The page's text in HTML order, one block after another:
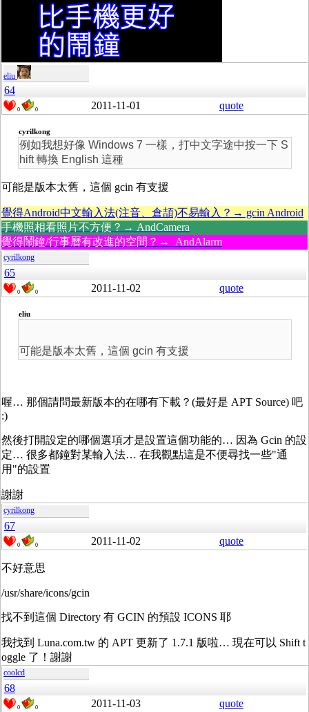
eliu
64
0 0 2011-11-01 quote
cyrilkong
例如我想好像 Windows 7 一樣，打中文字途中按一下 S
hift 轉換 English 這種
可能是版本太舊，這個 gcin 有支援
覺得Android中文輸入法(注音、倉頡)不易輸入？→ gcin Android
手機照相看照片不方便？→ AndCamera
覺得鬧鐘/行事曆有改進的空間？→ AndAlarm
cyrilkong
65
0 0 2011-11-02 quote
eliu
可能是版本太舊，這個 gcin 有支援
喔… 那個請問最新版本的在哪有下載？(最好是 APT Source) 吧
:)
然後打開設定的哪個選項才是設置這個功能的… 因為 Gcin 的設
定… 很多都鐘對某輸入法… 在我觀點這是不便尋找一些"通
用"的設置
謝謝
cyrilkong
67
0 0 2011-11-02 quote
不好意思
/usr/share/icons/gcin
找不到這個 Directory 有 GCIN 的預設 ICONS 耶
我找到 Luna.com.tw 的 APT 更新了 1.7.1 版啦… 現在可以 Shift t
oggle 了！謝謝
coolcd
68
0 0 2011-11-03 quote